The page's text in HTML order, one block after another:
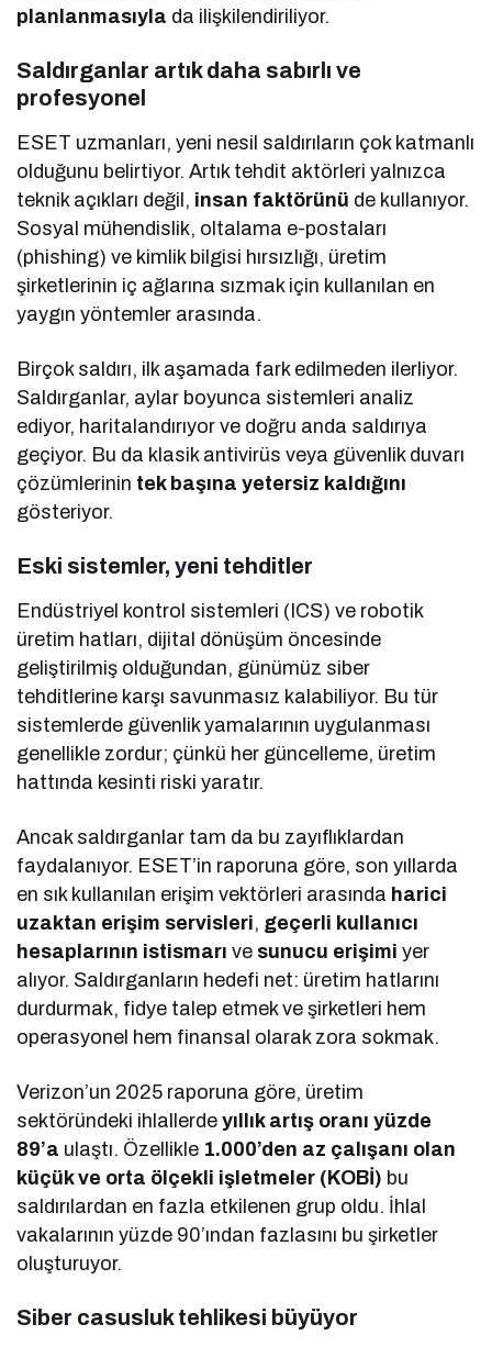
planlanmasıyla da ilişkilendiriliyor.
Saldırganlar artık daha sabırlı ve
profesyonel
ESET uzmanları, yeni nesil saldırıların çok katmanlı
olduğunu belirtiyor. Artık tehdit aktörleri yalnızca
teknik açıkları değil, insan faktörünü de kullanıyor.
Sosyal mühendislik, oltalama e-postaları
(phishing) ve kimlik bilgisi hırsızlığı, üretim
şirketlerinin iç ağlarına sızmak için kullanılan en
yaygın yöntemler arasında.
Birçok saldırı, ilk aşamada fark edilmeden ilerliyor.
Saldırganlar, aylar boyunca sistemleri analiz
ediyor, haritalandırıyor ve doğru anda saldırıya
geçiyor. Bu da klasik antivirüs veya güvenlik duvarı
çözümlerinin tek başına yetersiz kaldığını
gösteriyor.
Eski sistemler, yeni tehditler
Endüstriyel kontrol sistemleri (ICS) ve robotik
üretim hatları, dijital dönüşüm öncesinde
geliştirilmiş olduğundan, günümüz siber
tehditlerine karşı savunmasız kalabiliyor. Bu tür
sistemlerde güvenlik yamalarının uygulanması
genellikle zordur; çünkü her güncelleme, üretim
hattında kesinti riski yaratır.
Ancak saldırganlar tam da bu zayıflıklardan
faydalanıyor. ESET’in raporuna göre, son yıllarda
en sık kullanılan erişim vektörleri arasında harici
uzaktan erişim servisleri, geçerli kullanıcı
hesaplarının istismarı ve sunucu erişimi yer
alıyor. Saldırganların hedefi net: üretim hatlarını
durdurmak, fidye talep etmek ve şirketleri hem
operasyonel hem finansal olarak zora sokmak.
Verizon’un 2025 raporuna göre, üretim
sektöründeki ihlallerdeyıllık artış oranı yüzde
89’a ulaştı. Özellikle 1.000’den az çalışanı olan
küçük ve orta ölçekli işletmeler (KOBİ) bu
saldırılardan en fazla etkilenen grup oldu. İhlal
vakalarının yüzde 90’ından fazlasını bu şirketler
oluşturuyor.
Siber casusluk tehlikesi büyüyor